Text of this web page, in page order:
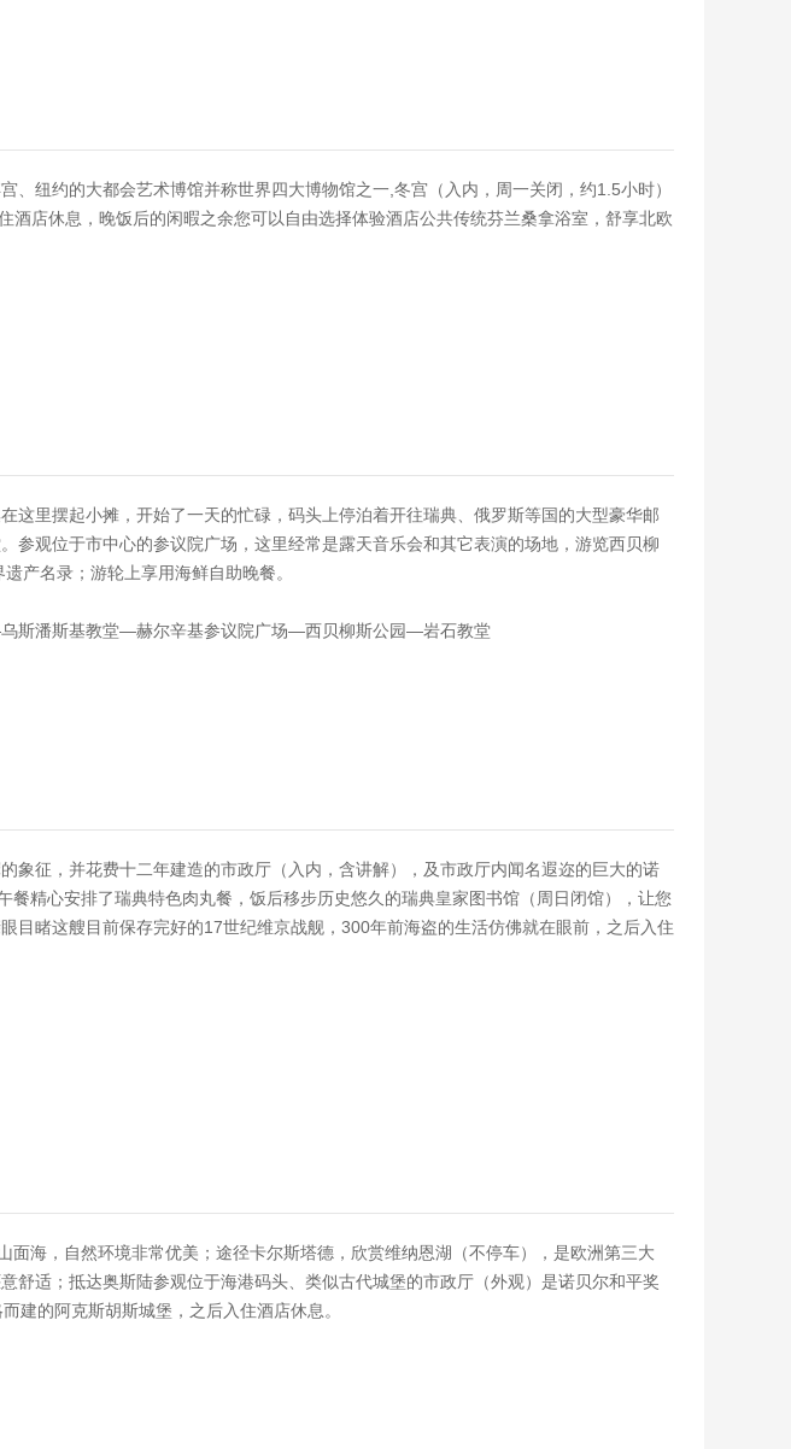
纽约的大都会艺术博馆并称世界四大博物馆之一,冬宫（入内，周一关闭，约1.5小时）
店休息，晚饭后的闲暇之余您可以自由选择体验酒店公共传统芬兰桑拿浴室，舒享北欧
这里摆起小摊，开始了一天的忙碌，码头上停泊着开往瑞典、俄罗斯等国的大型豪华邮
参观位于市中心的参议院广场，这里经常是露天音乐会和其它表演的场地，游览西贝柳
产名录；游轮上享用海鲜自助晚餐。
斯潘斯基教堂—赫尔辛基参议院广场—西贝柳斯公园—岩石教堂
象征，并花费十二年建造的市政厅（入内，含讲解），及市政厅内闻名遐迩的巨大的诺
餐精心安排了瑞典特色肉丸餐，饭后移步历史悠久的瑞典皇家图书馆（周日闭馆），让您
目睹这艘目前保存完好的17世纪维京战舰，300年前海盗的生活仿佛就在眼前，之后入住
海，自然环境非常优美；途径卡尔斯塔德，欣赏维纳恩湖（不停车），是欧洲第三大
舒适；抵达奥斯陆参观位于海港码头、类似古代城堡的市政厅（外观）是诺贝尔和平奖
建的阿克斯胡斯城堡，之后入住酒店休息。